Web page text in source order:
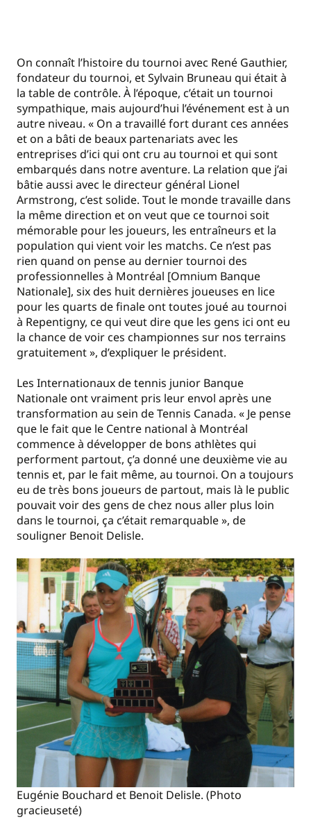
On connaît l’histoire du tournoi avec René Gauthier,
fondateur du tournoi, et Sylvain Bruneau qui était à
la table de contrôle. À l’époque, c’était un tournoi
sympathique, mais aujourd’hui l’événement est à un
autre niveau. « On a travaillé fort durant ces années
et on a bâti de beaux partenariats avec les
entreprises d’ici qui ont cru au tournoi et qui sont
embarqués dans notre aventure. La relation que j’ai
bâtie aussi avec le directeur général Lionel
Armstrong, c’est solide. Tout le monde travaille dans
la même direction et on veut que ce tournoi soit
mémorable pour les joueurs, les entraîneurs et la
population qui vient voir les matchs. Ce n’est pas
rien quand on pense au dernier tournoi des
professionnelles à Montréal [Omnium Banque
Nationale], six des huit dernières joueuses en lice
pour les quarts de finale ont toutes joué au tournoi
à Repentigny, ce qui veut dire que les gens ici ont eu
la chance de voir ces championnes sur nos terrains
gratuitement », d’expliquer le président.
Les Internationaux de tennis junior Banque
Nationale ont vraiment pris leur envol après une
transformation au sein de Tennis Canada. « Je pense
que le fait que le Centre national à Montréal
commence à développer de bons athlètes qui
performent partout, ç’a donné une deuxième vie au
tennis et, par le fait même, au tournoi. On a toujours
eu de très bons joueurs de partout, mais là le public
pouvait voir des gens de chez nous aller plus loin
dans le tournoi, ça c’était remarquable », de
souligner Benoit Delisle.
Eugénie Bouchard et Benoit Delisle. (Photo
gracieuseté)